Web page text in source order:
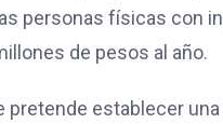
personas físicas con
de pesos al año.
pretende establecer